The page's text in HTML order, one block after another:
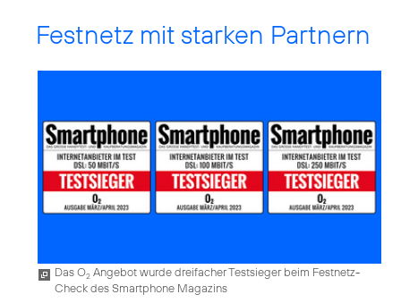
Festnetz mit starken Partnern
Das O2 Angebot wurde dreifacher Testsieger beim Festnetz-
Check des Smartphone Magazins